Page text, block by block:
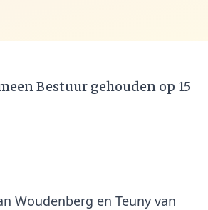
Bestuur gehouden op 15
Woudenberg en Teuny van